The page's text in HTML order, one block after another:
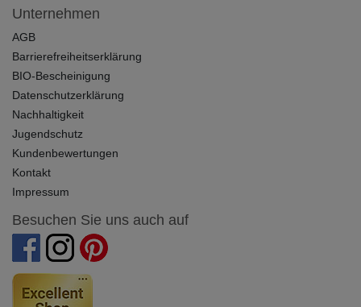
Unternehmen
AGB
Barrierefreiheitserklärung
BIO-Bescheinigung
Datenschutzerklärung
Nachhaltigkeit
Jugendschutz
Kundenbewertungen
Kontakt
Impressum
Besuchen Sie uns auch auf